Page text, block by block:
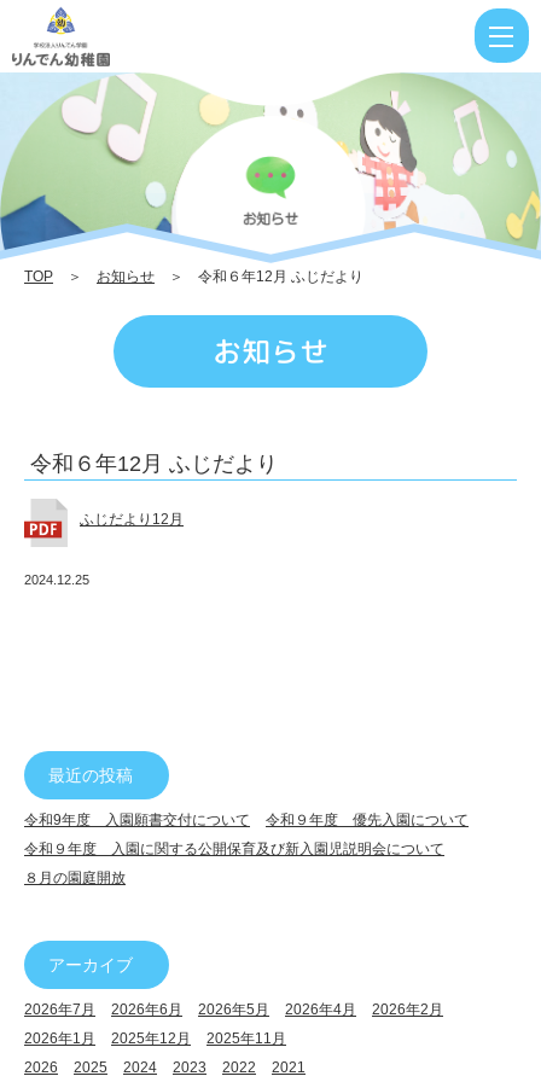
６
12
月
ふ
じ
だ
よ
|
り
TOP ＞ お知らせ ＞ 令和６年12月 ふじだより
お知らせ
令和６年12月 ふじだより
ふじだより12月
2024.12.25
最近の投稿
令和9年度 入園願書交付について
令和９年度 優先入園について
令和９年度 入園に関する公開保育及び新入園児説明会について
８月の園庭開放
アーカイブ
2026年7月 2026年6月 2026年5月 2026年4月
2026年2月
2026年1月
2025年12月
2025年11月
2026
2025 2024 2023 2022 2021